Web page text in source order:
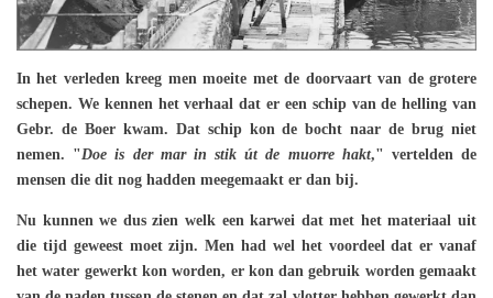
In het verleden kreeg men moeite met de doorvaart van de grotere
schepen. We kennen het verhaal dat er een schip van de helling van
Gebr. de Boer kwam. Dat schip kon de bocht naar de brug niet
nemen. "Doe is der mar in stik út de muorre hakt," vertelden de
mensen die dit nog hadden meegemaakt er dan bij.
Nu kunnen we dus zien welk een karwei dat met het materiaal uit
die tijd geweest moet zijn. Men had wel het voordeel dat er vanaf
het water gewerkt kon worden, er kon dan gebruik worden gemaakt